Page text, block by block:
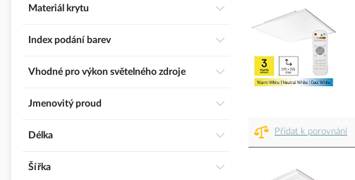
Přidat k porovnání
Materiál krytu
Index podání barev
Vhodné pro výkon světelného zdroje
Jmenovitý proud
Délka
Šířka